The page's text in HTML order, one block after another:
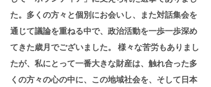
た。多くの方々と個別にお会いし、また対話集会を
通じて議論を重ねる中で、政治活動を一歩一歩深め
てきた歳月でございました。 様々な苦労もありまし
たが、私にとって一番大きな財産は、触れ合った多
くの方々の心の中に、この地域社会を、そして日本